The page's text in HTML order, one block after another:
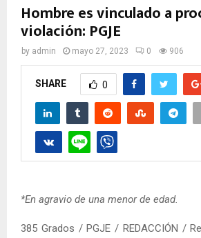
Hombre es vinculado a
violación: PGJE
by admin mayo 27, 2023 0 906
SHARE 0
*En agravio de una menor de edad.
385 Grados / PGJE / REDACCIÓN /